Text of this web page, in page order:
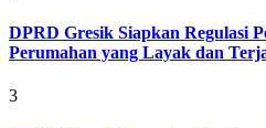
DPRD Gresik Siapkan Regulasi
Perumahan yang Layak dan
3